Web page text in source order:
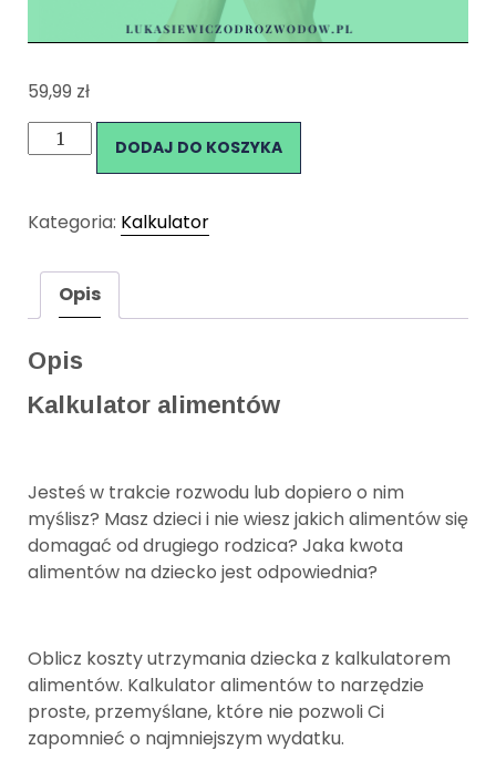
59,99 zł
ilość
Kalkulator
DODAJ DO KOSZYKA
Kategoria: Kalkulator
Opis
Opis
Kalkulator alimentów
Jesteś w trakcie rozwodu lub dopiero o nim
myślisz? Masz dzieci i nie wiesz jakich alimentów się
domagać od drugiego rodzica? Jaka kwota
alimentów na dziecko jest odpowiednia?
Oblicz koszty utrzymania dziecka z kalkulatorem
alimentów. Kalkulator alimentów to narzędzie
proste, przemyślane, które nie pozwoli Ci
zapomnieć o najmniejszym wydatku.